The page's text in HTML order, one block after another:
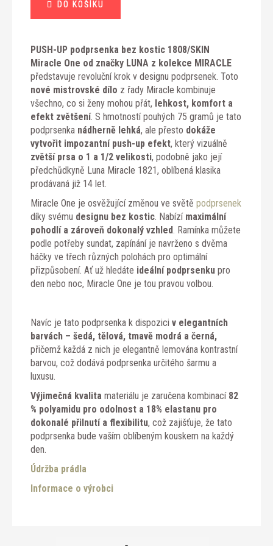
cena:
DO KOŠÍKU
PUSH-UP podprsenka bez kostic 1808/SKIN
Miracle One od značky LUNA z kolekce MIRACLE
představuje revoluční krok v designu podprsenek. Toto
nové mistrovské dílo z řady Miracle kombinuje
všechno, co si ženy mohou přát, lehkost, komfort a
efekt zvětšení. S hmotností pouhých 75 gramů je tato
podprsenka nádherně lehká, ale přesto dokáže
vytvořit impozantní push-up efekt, který vizuálně
zvětší prsa o 1 a 1/2 velikosti, podobně jako její
předchůdkyně Luna Miracle 1821, oblíbená klasika
prodávaná již 14 let.
Miracle One je osvěžující změnou ve světě podprsenek
díky svému designu bez kostic . Nabízí maximální
pohodlí a zároveň dokonalý vzhled . Ramínka můžete
podle potřeby sundat, zapínání je navrženo s dvěma
háčky ve třech různých polohách pro optimální
přizpůsobení. Ať už hledáte ideální podprsenku pro
den nebo noc, Miracle One je tou pravou volbou.
Navíc je tato podprsenka k dispozici v elegantních
barvách – šedá, tělová, tmavě modrá a černá,
přičemž každá z nich je elegantně lemována kontrastní
barvou, což dodává podprsenka určitého šarmu a
luxusu.
Výjimečná kvalita materiálu je zaručena kombinací 82
% polyamidu pro odolnost a 18% elastanu pro
dokonalé přilnutí a flexibilitu, což zajišťuje, že tato
podprsenka bude vaším oblíbeným kouskem na každý
den.
Údržba prádla
Informace o výrobci